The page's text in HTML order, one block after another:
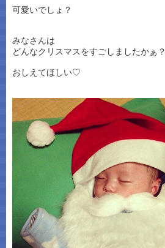
可愛いでしょ？
みなさんは
どんなクリスマスをすごしましたかぁ？
おしえてほしい♡